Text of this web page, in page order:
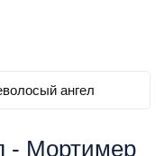
ангел
- Мортимер